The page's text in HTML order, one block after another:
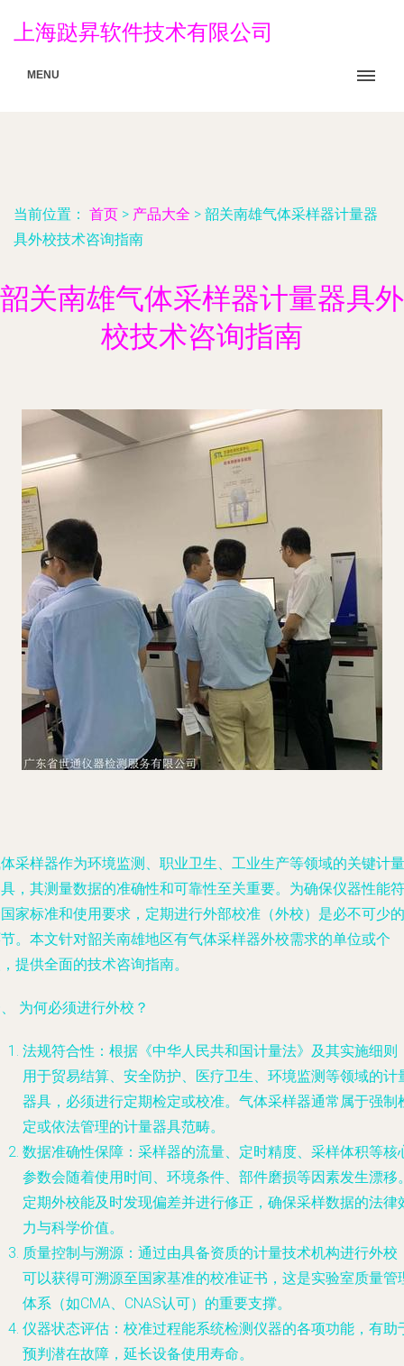
上海跶昇软件技术有限公司
MENU
当前位置： 首页 > 产品大全 > 韶关南雄气体采样器计量器
具外校技术咨询指南
韶关南雄气体采样器计量器具外
校技术咨询指南
采样器作为环境监测、职业卫生、工业生产等领域的关键计量
，其测量数据的准确性和可靠性至关重要。为确保仪器性能符
家标准和使用要求，定期进行外部校准（外校）是必不可少的
。本文针对韶关南雄地区有气体采样器外校需求的单位或个
提供全面的技术咨询指南。
为何必须进行外校？
法规符合性：根据《中华人民共和国计量法》及其实施细则
用于贸易结算、安全防护、医疗卫生、环境监测等领域的计
器具，必须进行定期检定或校准。气体采样器通常属于强制
定或依法管理的计量器具范畴。
数据准确性保障：采样器的流量、定时精度、采样体积等核
参数会随着使用时间、环境条件、部件磨损等因素发生漂移
定期外校能及时发现偏差并进行修正，确保采样数据的法律
力与科学价值。
质量控制与溯源：通过由具备资质的计量技术机构进行外校
可以获得可溯源至国家基准的校准证书，这是实验室质量管
体系（如CMA、CNAS认可）的重要支撑。
仪器状态评估：校准过程能系统检测仪器的各项功能，有助
预判潜在故障，延长设备使用寿命。